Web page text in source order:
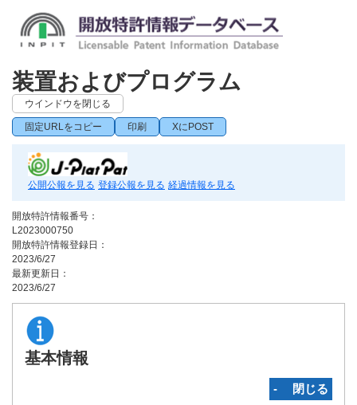
装置およびプログラム
ウインドウを閉じる
固定URLをコピー 印刷 XにPOST
公開公報を見る 登録公報を見る 経過情報を見る
開放特許情報番号：
L2023000750
開放特許情報登録日：
2023/6/27
最新更新日：
2023/6/27
基本情報
‐ 閉じる